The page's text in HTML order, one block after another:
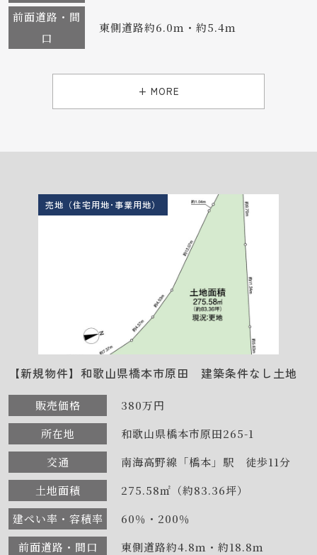
前面道路・間
口
東側道路約6.0ｍ・約5.4ｍ
+ MORE
売地（住宅用地･事業用地）
【新規物件】和歌山県橋本市原田 建築条件なし土地
販売価格
380万円
所在地
和歌山県橋本市原田265-1
交通
南海高野線「橋本」駅 徒歩11分
土地面積
275.58㎡（約83.36坪）
建ぺい率・容積率
60％・200％
前面道路・間口
東側道路約4.8ｍ・約18.8ｍ